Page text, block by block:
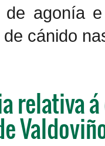
de agonía
cánido
relativa